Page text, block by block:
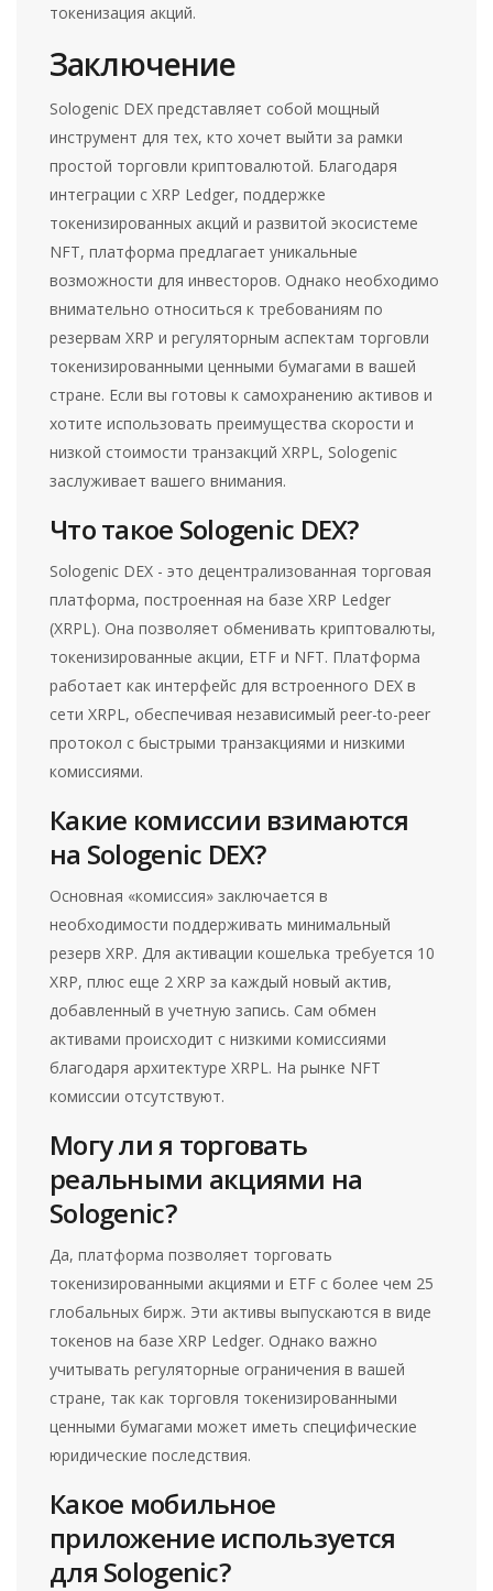
токенизация акций.
Заключение
Sologenic DEX представляет собой мощный
инструмент для тех, кто хочет выйти за рамки
простой торговли криптовалютой. Благодаря
интеграции с XRP Ledger, поддержке
токенизированных акций и развитой экосистеме
NFT, платформа предлагает уникальные
возможности для инвесторов. Однако необходимо
внимательно относиться к требованиям по
резервам XRP и регуляторным аспектам торговли
токенизированными ценными бумагами в вашей
стране. Если вы готовы к самохранению активов и
хотите использовать преимущества скорости и
низкой стоимости транзакций XRPL, Sologenic
заслуживает вашего внимания.
Что такое Sologenic DEX?
Sologenic DEX - это децентрализованная торговая
платформа, построенная на базе XRP Ledger
(XRPL). Она позволяет обменивать криптовалюты,
токенизированные акции, ETF и NFT. Платформа
работает как интерфейс для встроенного DEX в
сети XRPL, обеспечивая независимый peer-to-peer
протокол с быстрыми транзакциями и низкими
комиссиями.
Какие комиссии взимаются
на Sologenic DEX?
Основная «комиссия» заключается в
необходимости поддерживать минимальный
резерв XRP. Для активации кошелька требуется 10
XRP, плюс еще 2 XRP за каждый новый актив,
добавленный в учетную запись. Сам обмен
активами происходит с низкими комиссиями
благодаря архитектуре XRPL. На рынке NFT
комиссии отсутствуют.
Могу ли я торговать
реальными акциями на
Sologenic?
Да, платформа позволяет торговать
токенизированными акциями и ETF с более чем 25
глобальных бирж. Эти активы выпускаются в виде
токенов на базе XRP Ledger. Однако важно
учитывать регуляторные ограничения в вашей
стране, так как торговля токенизированными
ценными бумагами может иметь специфические
юридические последствия.
Какое мобильное
приложение используется
для Sologenic?